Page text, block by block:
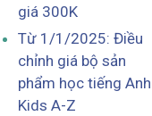
giá 300K
Từ 1/1/2025: Điều
chỉnh giá bộ sản
phẩm học tiếng Anh
Kids A-Z